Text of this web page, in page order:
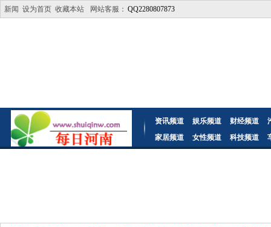
新闻 设为首页 收藏本站 网站客服： QQ2280807873
资讯频道 娱乐频道 财经频道
家居频道
女性频道 科技频道